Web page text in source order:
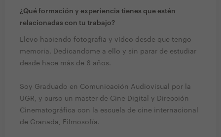
¿Qué formación y experiencia tienes que estén
relacionadas con tu trabajo?
Llevo haciendo fotografía y vídeo desde que tengo
memoria. Dedicandome a ello y sin parar de estudiar
desde hace más de 6 años.
Soy Graduado en Comunicación Audiovisual por la
UGR, y curso un master de Cine Digital y Dirección
Cinematográfica con la escuela de cine internacional
de Granada, Filmosofía.